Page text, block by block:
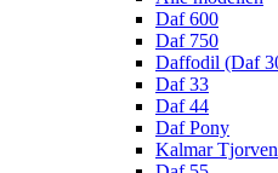
Daf 600
Daf 750
Daffodil (Daf
Daf 33
Daf 44
Daf Pony
Kalmar Tjorven